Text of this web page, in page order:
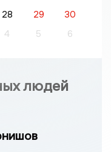
28 29
30
4 5 6
людей